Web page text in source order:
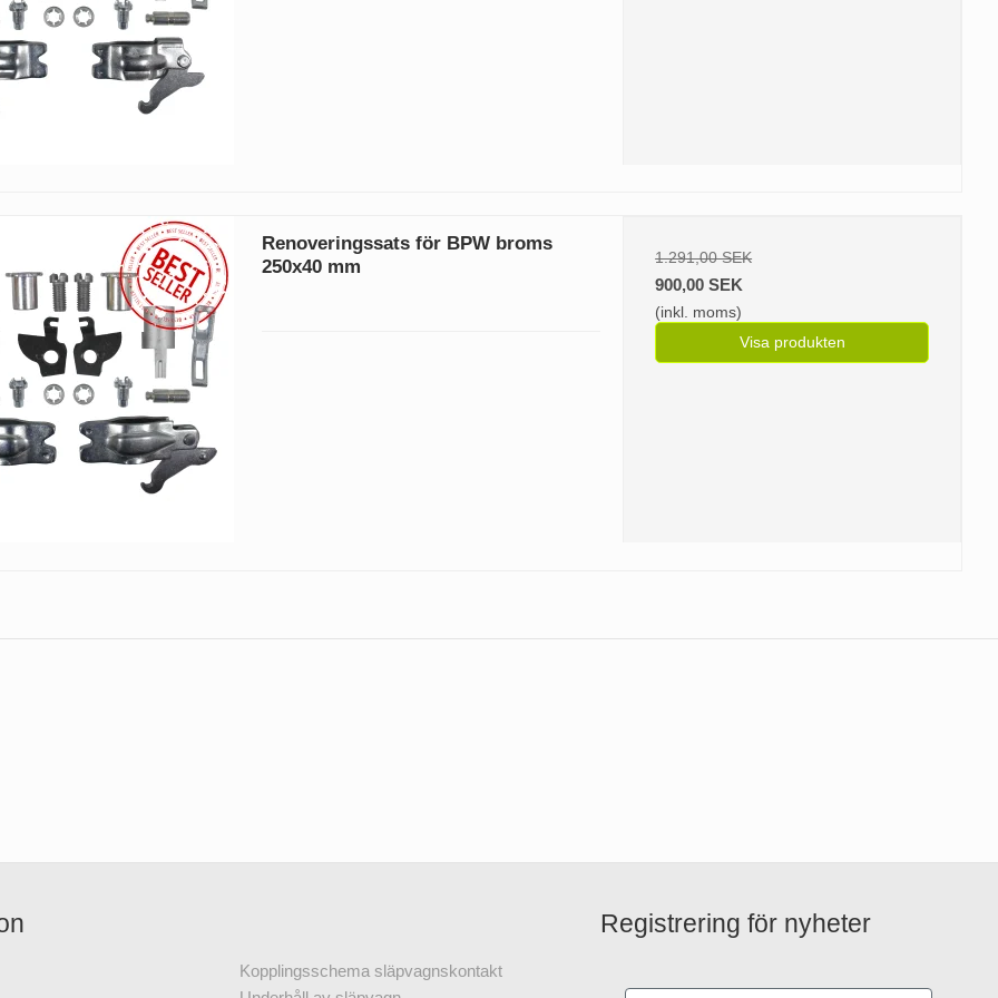
Renoveringssats för BPW broms
250x40 mm
1.291,00 SEK
900,00 SEK
(inkl. moms)
Visa produkten
Kopplingsschema släpvagnskontakt
Registrering för nyheter